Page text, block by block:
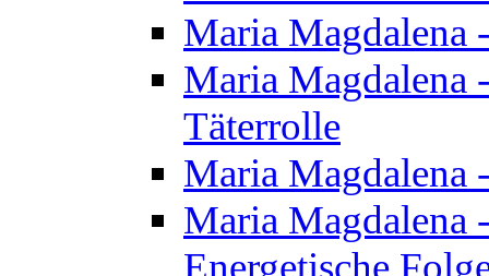
Maria Magdalena
Maria Magdalena
Täterrolle
Maria Magdalena
Maria Magdalena
Energetische